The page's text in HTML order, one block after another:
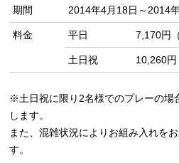
期間 2014年4月18日～2014
料金 平日 7,170円
土日祝 10,260円
※土日祝に限り2名様でのプレーの場
します。
また、混雑状況によりお組み入れを
す。